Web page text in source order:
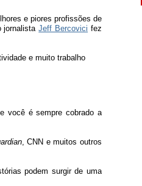
e piores profissões de
jornalistaJeff Bercovici fez
e muito trabalho
você é sempre cobrado a
, CNN e muitos outros
podem surgir de uma